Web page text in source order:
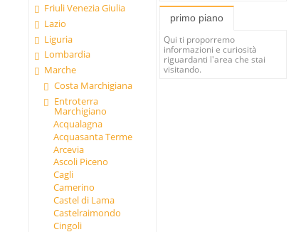
Friuli Venezia Giulia
Lazio
Liguria
Lombardia
Marche
Costa Marchigiana
Entroterra
Marchigiano
Acqualagna
Acquasanta Terme
Arcevia
Ascoli Piceno
Cagli
Camerino
Castel di Lama
Castelraimondo
Cingoli
primo piano
Qui ti proporremo
informazioni e curiosità
riguardanti l'area che stai
visitando.